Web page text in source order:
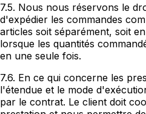
7.5. Nous nous réservons le
d'expédier les commandes
articles soit séparément, soit
lorsque les quantités
en une seule fois.
7.6. En ce qui concerne les
l'étendue et le mode
par le contrat. Le client doit